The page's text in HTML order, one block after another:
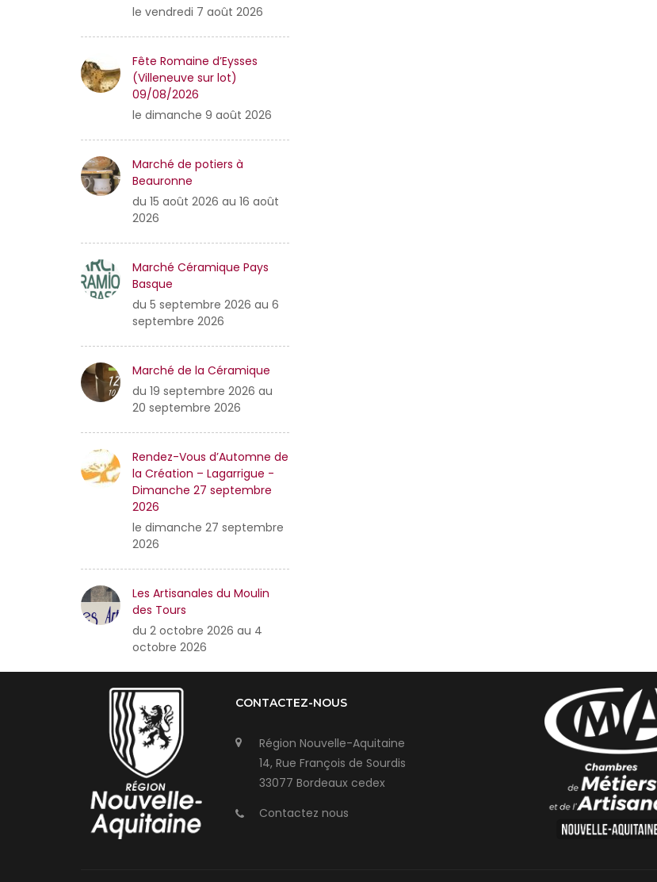
le vendredi 7 août 2026
Fête Romaine d’Eysses
(Villeneuve sur lot)
09/08/2026
le dimanche 9 août 2026
Marché de potiers à
Beauronne
du 15 août 2026 au 16 août
2026
Marché Céramique Pays
Basque
du 5 septembre 2026 au 6
septembre 2026
Marché de la Céramique
du 19 septembre 2026 au
20 septembre 2026
Rendez-Vous d’Automne de
la Création – Lagarrigue -
Dimanche 27 septembre
2026
le dimanche 27 septembre
2026
Les Artisanales du Moulin
des Tours
du 2 octobre 2026 au 4
octobre 2026
CONTACTEZ-NOUS
Région Nouvelle-Aquitaine
14, Rue François de Sourdis
33077 Bordeaux cedex
Contactez nous